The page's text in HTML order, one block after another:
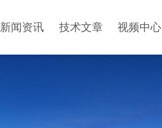
新闻资讯 技术文章 视频中心